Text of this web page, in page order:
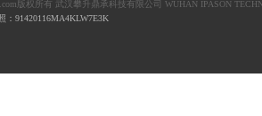
版权所有 武汉攀升鼎承科技有限公司 WUHAN IPASON
：91420116MA4KLW7E3K